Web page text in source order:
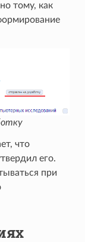
тому, как
что
его.
при